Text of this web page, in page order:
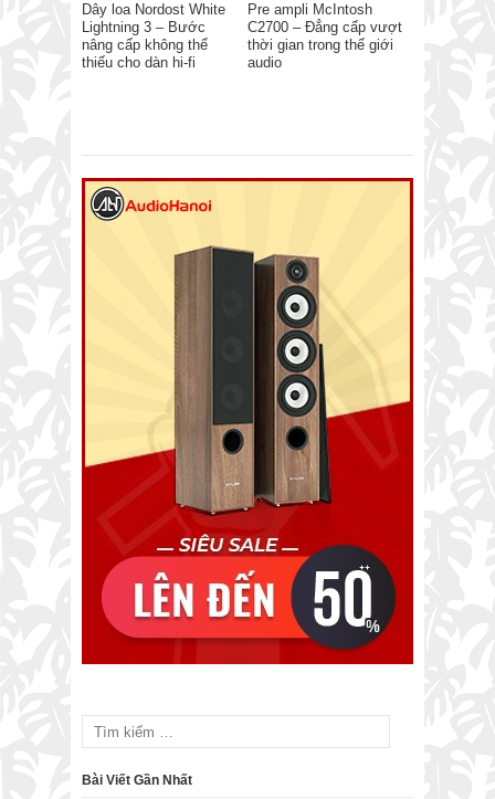
Dây loa Nordost White
Lightning 3 – Bước
nâng cấp không thể
thiếu cho dàn hi-fi
Pre ampli McIntosh
C2700 – Đẳng cấp vượt
thời gian trong thế giới
audio
Bài Viết Gần Nhất